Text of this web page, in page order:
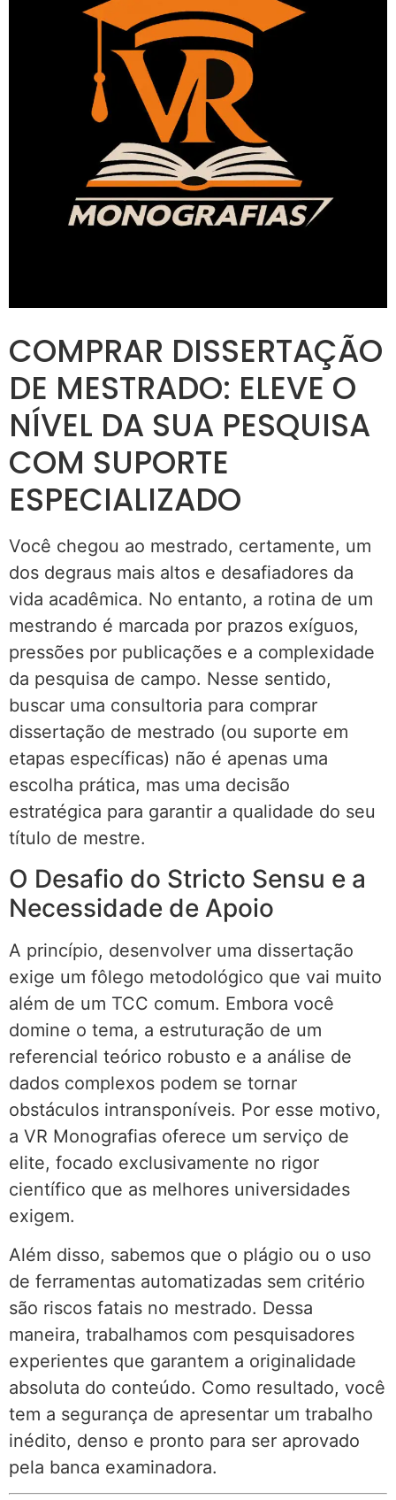
COMPRAR DISSERTAÇÃO
DE MESTRADO: ELEVE O
NÍVEL DA SUA PESQUISA
COM SUPORTE
ESPECIALIZADO
Você chegou ao mestrado, certamente, um
dos degraus mais altos e desafiadores da
vida acadêmica. No entanto, a rotina de um
mestrando é marcada por prazos exíguos,
pressões por publicações e a complexidade
da pesquisa de campo. Nesse sentido,
buscar uma consultoria para comprar
dissertação de mestrado (ou suporte em
etapas específicas) não é apenas uma
escolha prática, mas uma decisão
estratégica para garantir a qualidade do seu
título de mestre.
O Desafio do Stricto Sensu e a
Necessidade de Apoio
A princípio, desenvolver uma dissertação
exige um fôlego metodológico que vai muito
além de um TCC comum. Embora você
domine o tema, a estruturação de um
referencial teórico robusto e a análise de
dados complexos podem se tornar
obstáculos intransponíveis. Por esse motivo,
a VR Monografias oferece um serviço de
elite, focado exclusivamente no rigor
científico que as melhores universidades
exigem.
Além disso, sabemos que o plágio ou o uso
de ferramentas automatizadas sem critério
são riscos fatais no mestrado. Dessa
maneira, trabalhamos com pesquisadores
experientes que garantem a originalidade
absoluta do conteúdo. Como resultado, você
tem a segurança de apresentar um trabalho
inédito, denso e pronto para ser aprovado
pela banca examinadora.